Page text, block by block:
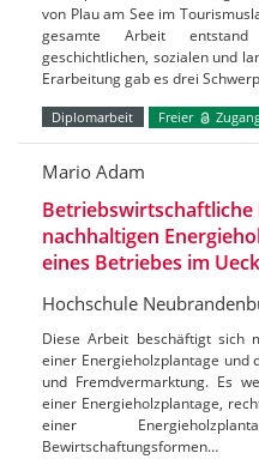
von Plau am See im
gesamte Arbeit
geschichtlichen, sozialen und
Erarbeitung gab es drei
Diplomarbeit Freier
Mario Adam
nachhaltigen
eines Betriebes im
Hochschule
Diese Arbeit beschäftigt sich
einer Energieholzplantage und
und Fremdvermarktung. Es
einer Energieholzplantage,
einer
Bewirtschaftungsformen…